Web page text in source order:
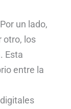
un lado,
otro, los
Esta
entre la